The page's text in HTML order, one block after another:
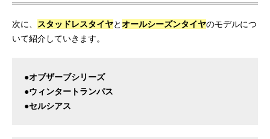
次に、 スタッドレスタイヤとオールシーズンタイヤのモデルにつ
いて紹介していきます。
●オブザーブシリーズ
●ウィンタートランパス
●セルシアス